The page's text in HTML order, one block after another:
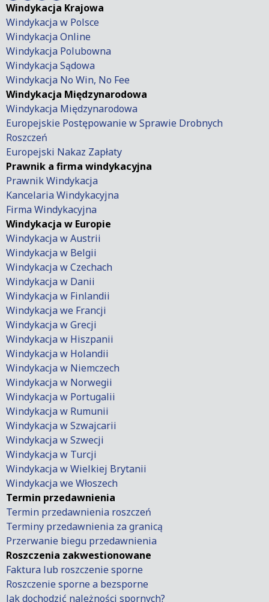
Windykacja Krajowa
Windykacja w Polsce
Windykacja Online
Windykacja Polubowna
Windykacja Sądowa
Windykacja No Win, No Fee
Windykacja Międzynarodowa
Windykacja Międzynarodowa
Europejskie Postępowanie w Sprawie Drobnych
Roszczeń
Europejski Nakaz Zapłaty
Prawnik a firma windykacyjna
Prawnik Windykacja
Kancelaria Windykacyjna
Firma Windykacyjna
Windykacja w Europie
Windykacja w Austrii
Windykacja w Belgii
Windykacja w Czechach
Windykacja w Danii
Windykacja w Finlandii
Windykacja we Francji
Windykacja w Grecji
Windykacja w Hiszpanii
Windykacja w Holandii
Windykacja w Niemczech
Windykacja w Norwegii
Windykacja w Portugalii
Windykacja w Rumunii
Windykacja w Szwajcarii
Windykacja w Szwecji
Windykacja w Turcji
Windykacja w Wielkiej Brytanii
Windykacja we Włoszech
Termin przedawnienia
Termin przedawnienia roszczeń
Terminy przedawnienia za granicą
Przerwanie biegu przedawnienia
Roszczenia zakwestionowane
Faktura lub roszczenie sporne
Roszczenie sporne a bezsporne
Jak dochodzić należności spornych?